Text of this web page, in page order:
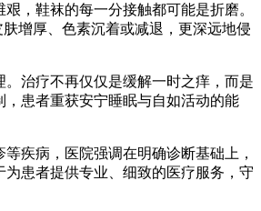
，鞋袜的每一分接触都可能是折磨。
增厚、色素沉着或减退，更深远地侵
治疗不再仅仅是缓解一时之痒，而是
患者重获安宁睡眠与自如活动的能
疾病，医院强调在明确诊断基础上，
患者提供专业、细致的医疗服务，守